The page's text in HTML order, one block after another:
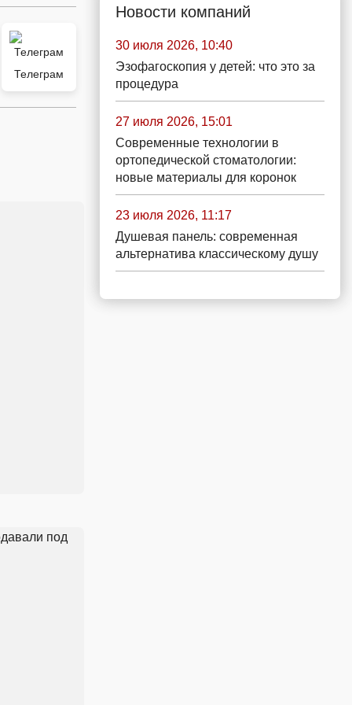
Телеграм
Новости компаний
30 июля 2026, 10:40
Эзофагоскопия у детей: что это за
процедура
27 июля 2026, 15:01
Современные технологии в
ортопедической стоматологии:
новые материалы для коронок
23 июля 2026, 11:17
Душевая панель: современная
альтернатива классическому душу